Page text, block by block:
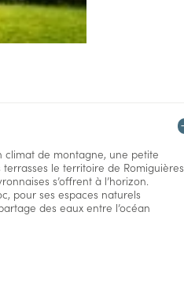
climat de montagne, une petite
le territoire de Romiguières
s’offrent à l’horizon.
pour ses espaces naturels
des eaux entre l’océan